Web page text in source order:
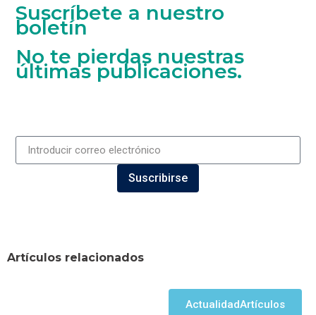
Suscríbete a nuestro
boletín
No te pierdas nuestras
últimas publicaciones.
Suscribirse
Artículos relacionados
ActualidadArtículos